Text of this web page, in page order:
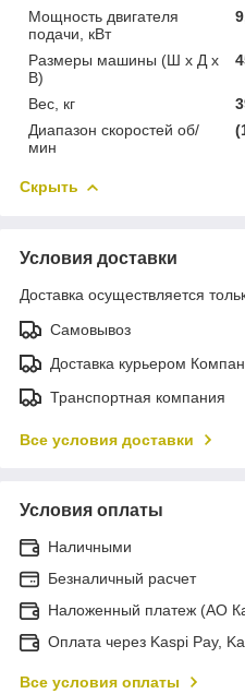
Мощность двигателя
подачи, кВт
Размеры машины (Ш х Д х
В)
Вес, кг
Диапазон скоростей об/
мин
Скрыть
Условия доставки
Доставка осуществляется
Самовывоз
Доставка курьером
Транспортная компания
Все условия доставки
Условия оплаты
Наличными
Безналичный расчет
Наложенный платеж (АО
Оплата через Kaspi Pay,
Все условия оплаты